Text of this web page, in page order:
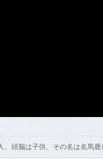
頭脳は子供、その名は名馬鹿